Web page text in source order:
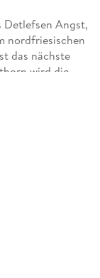
Detlefsen Angst,
nordfriesischen
das nächste
wird die